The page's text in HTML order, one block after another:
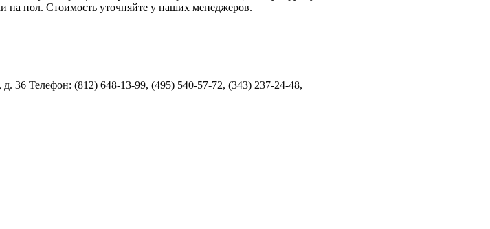
на пол. Стоимость уточняйте у наших менеджеров.
36 Телефон: (812) 648-13-99, (495) 540-57-72, (343) 237-24-48,